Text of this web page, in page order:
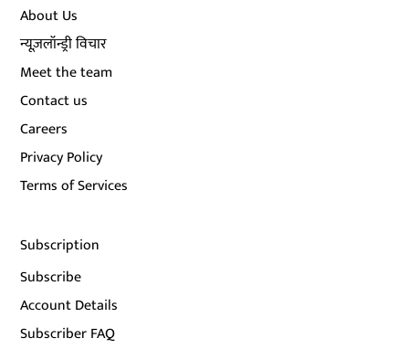
About Us
न्यूज़लॉन्ड्री विचार
Meet the team
Contact us
Careers
Privacy Policy
Terms of Services
Subscription
Subscribe
Account Details
Subscriber FAQ